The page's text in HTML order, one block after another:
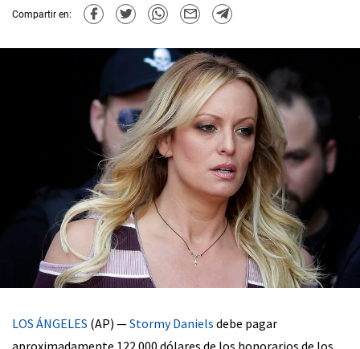
Compartir en:
LOS ÁNGELES (AP) —Stormy Daniels debe pagar
aproximadamente 122.000 dólares de los honorarios de los